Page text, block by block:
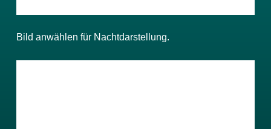
Bild anwählen für Nachtdarstellung.